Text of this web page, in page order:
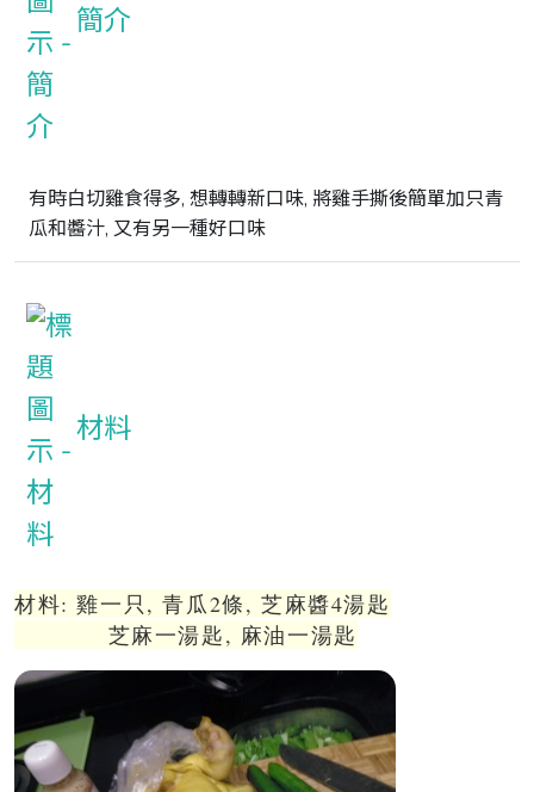
簡介
有時白切雞食得多, 想轉轉新口味, 將雞手撕後簡單加只青
瓜和醬汁, 又有另一種好口味
材料
材料: 雞一只, 青瓜2條, 芝麻醬4湯匙
芝麻一湯匙, 麻油一湯匙